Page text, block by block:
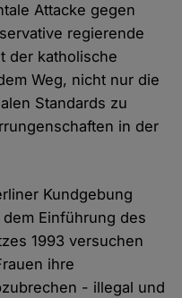
Attacke gegen
regierende
der katholische
Weg, nicht nur die
Standards zu
in der
Kundgebung
Einführung des
1993 versuchen
ihre
- illegal und